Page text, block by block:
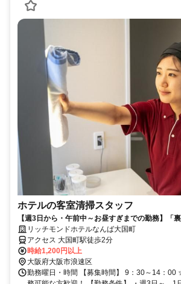
ホテルの客室清掃スタッフ
【週3日から・午前中～お昼すぎまでの勤務】「
ツコツ作業が得意」歓迎！
リッチモンドホテルなんば大国町
アクセス 大国町駅徒歩2分
時給1,200円以上
大阪府大阪市浪速区
勤務曜日・時間 【募集時間】 9：30～14：00